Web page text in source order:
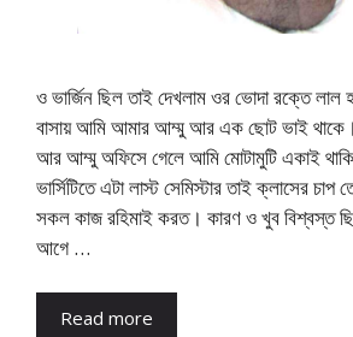
ও ভার্জিন ছিল তাই দেখলাম ওর ভোদা রক্তে লাল
বাসায় আমি আমার আম্মু আর এক ছোট ভাই
আর আম্মু অফিসে গেলে আমি মোটামুটি একাই
ভার্সিটিতে এটা লাস্ট সেমিস্টার তাই ক্লাসের
সকল কাজ রহিমাই করত। কারণ ও খুব বিশ্বস্ত
আগে …
Read more